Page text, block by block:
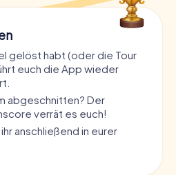
gelöst habt (oder die Tour
euch die App wieder
abgeschnitten? Der
verrät es euch!
anschließend in eurer